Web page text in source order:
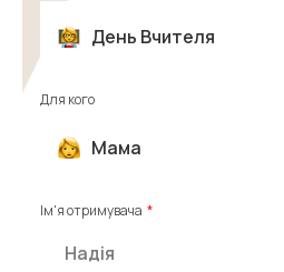
День Вчителя
Для кого
Мама
Ім'я отримувача